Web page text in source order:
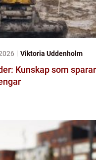
Viktoria Uddenholm
Kunskap som